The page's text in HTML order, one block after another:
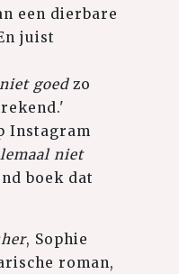
een dierbare
juist
goed zo
Instagram
niet
boek dat
, Sophie
roman,